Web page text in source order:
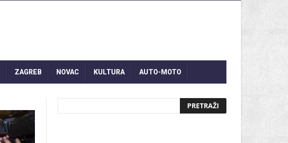
ZAGREB NOVAC KULTURA AUTO-MOTO